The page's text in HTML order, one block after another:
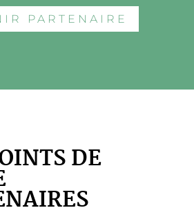
PARTENAIRE
DE